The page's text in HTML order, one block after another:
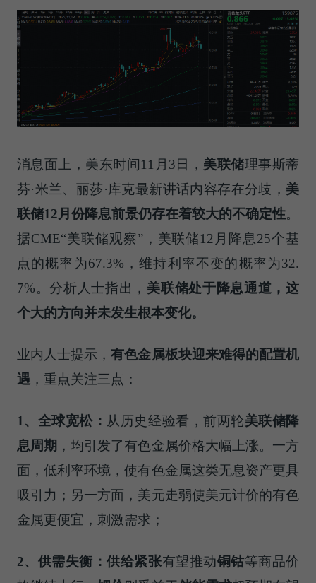
消息面上，美东时间11月3日， 美联储理事斯蒂
芬·米兰、丽莎·库克最新讲话内容存在分歧， 美
联储12 月份降息前景仍存在着较大的不确定性。
据CME“美联储观察”，美联储12月降息25个基
点的概率为67.3%，维持利率不变的概率为32.
7%。分析人士指出， 美联储处于降息通道，这
个大的方向并未发生根本变化。
业内人士提示，有色金属板块迎来难得的配置机
遇 ，重点关注三点：
1 、全球宽松： 从历史经验看，前两轮美联储降
息周期 ，均引发了有色金属价格大幅上涨。一方
面，低利率环境，使有色金属这类无息资产更具
吸引力；另一方面，美元走弱使美元计价的有色
金属更便宜，刺激需求；
2、供需失衡：供给紧张有望推动铜钴等商品价